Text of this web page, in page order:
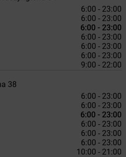
6:00 - 23:00
6:00 - 23:00
6:00 - 23:00
6:00 - 23:00
6:00 - 23:00
6:00 - 23:00
9:00 - 22:00
38
6:00 - 23:00
6:00 - 23:00
6:00 - 23:00
6:00 - 23:00
6:00 - 23:00
6:00 - 23:00
10:00 - 21:00